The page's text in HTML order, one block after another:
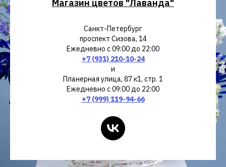
Магазин цветов "Лаванда"
Санкт-Петербург
проспект Сизова, 14
Ежедневно с 09:00 до 22:00
+7 (931) 210-10-24
и
Планерная улица, 87 к1, стр. 1
Ежедневно с 09:00 до 22:00
+7 (999) 119-94-66